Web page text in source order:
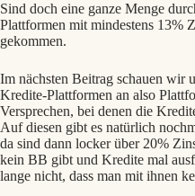
Sind doch eine ganze Menge
Plattformen mit mindestens 13%
gekommen.
Im nächsten Beitrag schauen wir
Kredite-Plattformen an also
Versprechen, bei denen die
Auf diesen gibt es natürlich
da sind dann locker über 20%
kein BB gibt und Kredite mal
lange nicht, dass man mit ihnen